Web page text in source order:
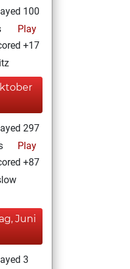
100
Play
+17
297
Play
+87
Juni
3